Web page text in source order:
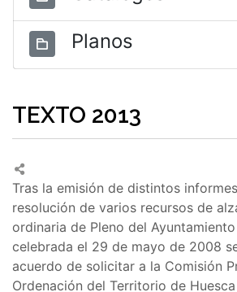
Planos
TEXTO 2013
Tras la emisión de distintos
resolución de varios recursos de
ordinaria de Pleno del
celebrada el 29 de mayo de 2008
acuerdo de solicitar a la Comisión
Ordenación del Territorio de